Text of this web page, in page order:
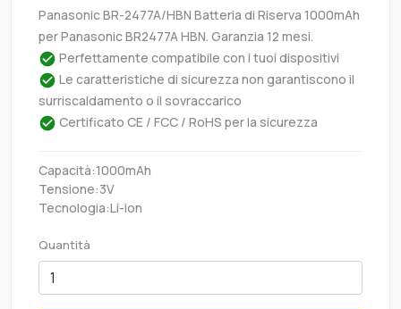
Panasonic BR-2477A/HBN Batteria di Riserva 1000mAh
per Panasonic BR2477A HBN. Garanzia 12 mesi.
Perfettamente compatibile con i tuoi dispositivi
Le caratteristiche di sicurezza non garantiscono il
surriscaldamento o il sovraccarico
Certificato CE / FCC / RoHS per la sicurezza
Capacità:1000mAh
Tensione:3V
Tecnologia:Li-ion
Quantità